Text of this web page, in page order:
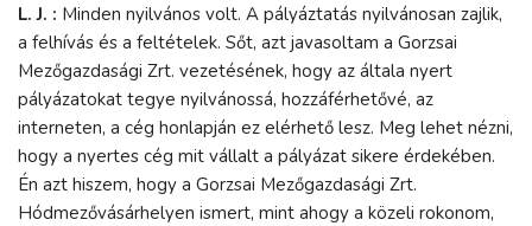
L. J. : Minden nyilvános volt. A pályáztatás nyilvánosan zajlik,
a felhívás és a feltételek. Sőt, azt javasoltam a Gorzsai
Mezőgazdasági Zrt. vezetésének, hogy az általa nyert
pályázatokat tegye nyilvánossá, hozzáférhetővé, az
interneten, a cég honlapján ez elérhető lesz. Meg lehet nézni,
hogy a nyertes cég mit vállalt a pályázat sikere érdekében.
Én azt hiszem, hogy a Gorzsai Mezőgazdasági Zrt.
Hódmezővásárhelyen ismert, mint ahogy a közeli rokonom,